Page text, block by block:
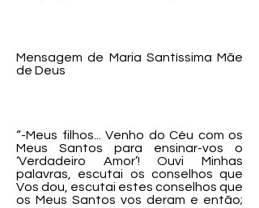
Mensagem de Maria Santíssima Mãe
de Deus
“-Meus filhos... Venho do Céu com os
Meus Santos para ensinar-vos o
‘Verdadeiro Amor’! Ouvi Minhas
palavras, escutai os conselhos que
Vos dou, escutai estes conselhos que
os Meus Santos vos deram e então;